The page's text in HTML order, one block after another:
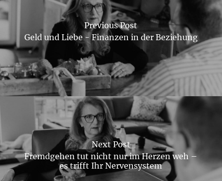
Previous Post
Geld und Liebe - Finanzen in der Beziehung
Next Post
Fremdgehen tut nicht nur im Herzen weh –
es trifft Ihr Nervensystem